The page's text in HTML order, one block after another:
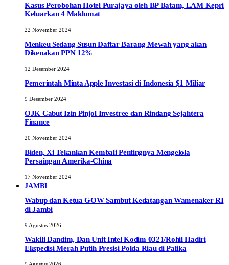
Kasus Perobohan Hotel Purajaya oleh BP Batam, LAM Kepri
Keluarkan 4 Maklumat
22 November 2024
Menkeu Sedang Susun Daftar Barang Mewah yang akan
Dikenakan PPN 12%
12 Desember 2024
Pemerintah Minta Apple Investasi di Indonesia $1 Miliar
9 Desember 2024
OJK Cabut Izin Pinjol Investree dan Rindang Sejahtera
Finance
20 November 2024
Biden, Xi Tekankan Kembali Pentingnya Mengelola
Persaingan Amerika-China
17 November 2024
JAMBI
Wabup dan Ketua GOW Sambut Kedatangan Wamenaker RI
di Jambi
9 Agustus 2026
Wakili Dandim, Dan Unit Intel Kodim 0321/Rohil Hadiri
Ekspedisi Merah Putih Presisi Polda Riau di Palika